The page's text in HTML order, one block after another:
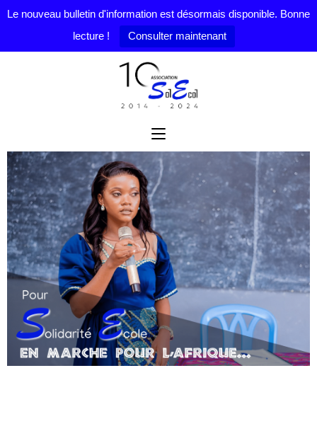
Le nouveau bulletin d'information est désormais disponible. Bonne
lecture !
Consulter maintenant